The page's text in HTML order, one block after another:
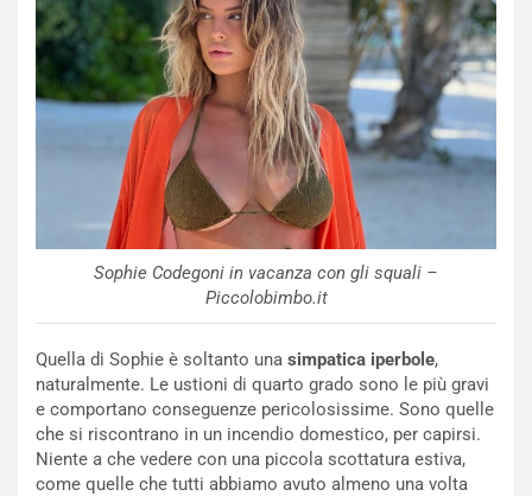
Sophie Codegoni in vacanza con gli squali –
Piccolobimbo.it
Quella di Sophie è soltanto una simpatica iperbole,
naturalmente. Le ustioni di quarto grado sono le più gravi
e comportano conseguenze pericolosissime. Sono quelle
che si riscontrano in un incendio domestico, per capirsi.
Niente a che vedere con una piccola scottatura estiva,
come quelle che tutti abbiamo avuto almeno una volta